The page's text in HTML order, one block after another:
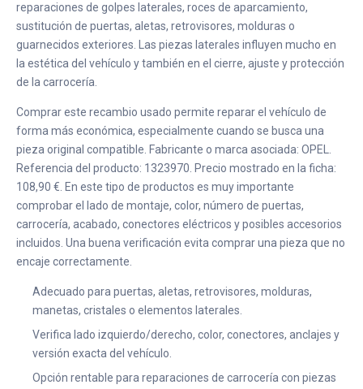
reparaciones de golpes laterales, roces de aparcamiento,
sustitución de puertas, aletas, retrovisores, molduras o
guarnecidos exteriores. Las piezas laterales influyen mucho en
la estética del vehículo y también en el cierre, ajuste y protección
de la carrocería.
Comprar este recambio usado permite reparar el vehículo de
forma más económica, especialmente cuando se busca una
pieza original compatible. Fabricante o marca asociada: OPEL.
Referencia del producto: 1323970. Precio mostrado en la ficha:
108,90 €. En este tipo de productos es muy importante
comprobar el lado de montaje, color, número de puertas,
carrocería, acabado, conectores eléctricos y posibles accesorios
incluidos. Una buena verificación evita comprar una pieza que no
encaje correctamente.
Adecuado para puertas, aletas, retrovisores, molduras,
manetas, cristales o elementos laterales.
Verifica lado izquierdo/derecho, color, conectores, anclajes y
versión exacta del vehículo.
Opción rentable para reparaciones de carrocería con piezas